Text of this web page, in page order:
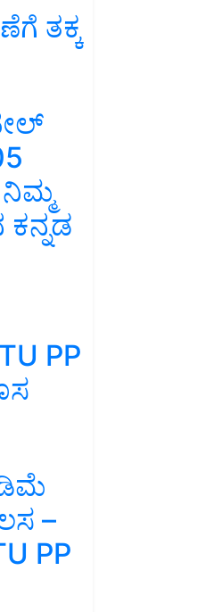
ತಕ್ಕ
ನಿಮ್ಮ
PP
–
PP